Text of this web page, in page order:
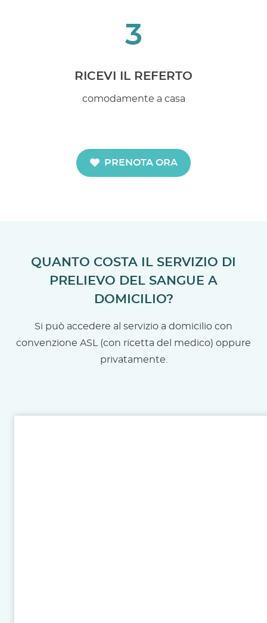
3
RICEVI IL REFERTO
comodamente a casa
PRENOTA ORA
QUANTO COSTA IL SERVIZIO DI
PRELIEVO DEL SANGUE A
DOMICILIO?
Si può accedere al servizio a domicilio con
convenzione ASL (con ricetta del medico) oppure
privatamente.